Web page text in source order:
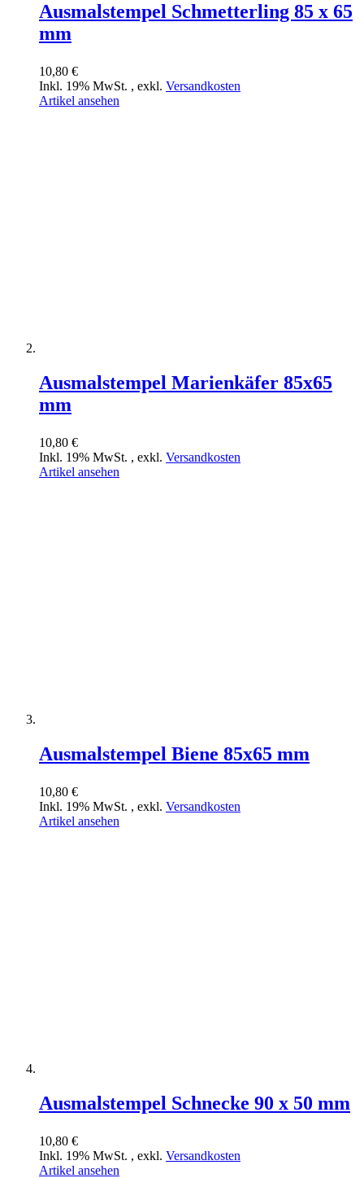
Ausmalstempel Schmetterling 85 x 65
mm
10,80 €
Inkl. 19% MwSt. , exkl. Versandkosten
Artikel ansehen
Ausmalstempel Marienkäfer 85x65
mm
10,80 €
Inkl. 19% MwSt. , exkl. Versandkosten
Artikel ansehen
Ausmalstempel Biene 85x65 mm
10,80 €
Inkl. 19% MwSt. , exkl. Versandkosten
Artikel ansehen
Ausmalstempel Schnecke 90 x 50 mm
10,80 €
Inkl. 19% MwSt. , exkl. Versandkosten
Artikel ansehen